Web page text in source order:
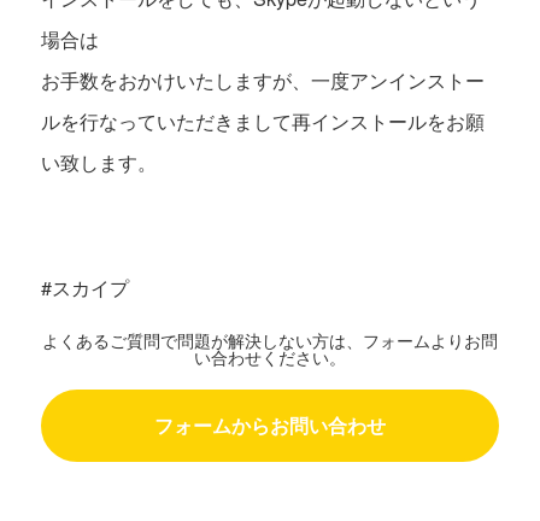
場合は
お手数をおかけいたしますが、一度アンインストー
ルを行なっていただきまして再インストールをお願
い致します。
#スカイプ
よくあるご質問で問題が解決しない方は、フォームよりお問
い合わせください。
フォームからお問い合わせ